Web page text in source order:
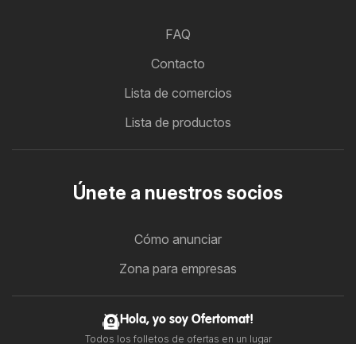
FAQ
Contacto
Lista de comercios
Lista de productos
Únete a nuestros socios
Cómo anunciar
Zona para empresas
Hola, yo soy Ofertomat!
Todos los folletos de ofertas en un lugar